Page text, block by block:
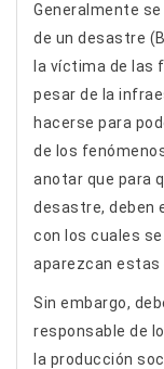
Generalmente
de un desastre
la víctima de las
pesar de la
hacerse para
de los
anotar que para
desastre, deben
con los cuales
aparezcan estas
Sin embargo,
responsable de
la producción